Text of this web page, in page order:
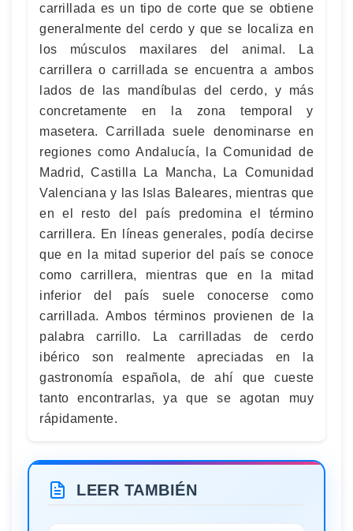
carrillada es un tipo de corte que se obtiene
generalmente del cerdo y que se localiza en
los músculos maxilares del animal. La
carrillera o carrillada se encuentra a ambos
lados de las mandíbulas del cerdo, y más
concretamente en la zona temporal y
masetera. Carrillada suele denominarse en
regiones como Andalucía, la Comunidad de
Madrid, Castilla La Mancha, La Comunidad
Valenciana y las Islas Baleares, mientras que
en el resto del país predomina el término
carrillera. En líneas generales, podía decirse
que en la mitad superior del país se conoce
como carrillera, mientras que en la mitad
inferior del país suele conocerse como
carrillada. Ambos términos provienen de la
palabra carrillo. La carrilladas de cerdo
ibérico son realmente apreciadas en la
gastronomía española, de ahí que cueste
tanto encontrarlas, ya que se agotan muy
rápidamente.
LEER TAMBIÉN